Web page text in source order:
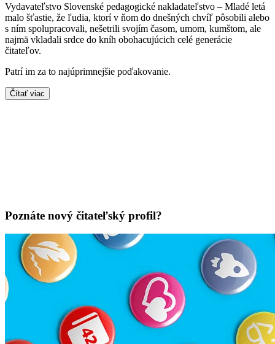
Vydavateľstvo Slovenské pedagogické nakladateľstvo – Mladé letá
malo šťastie, že ľudia, ktorí v ňom do dnešných chvíľ pôsobili alebo
s ním spolupracovali, nešetrili svojím časom, umom, kumštom, ale
najmä vkladali srdce do kníh obohacujúcich celé generácie
čitateľov.
Patrí im za to najúprimnejšie poďakovanie.
Čítať viac
Poznáte nový čitateľský profil?